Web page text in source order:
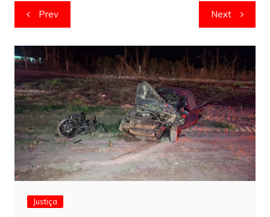
Navegação
de
artigos
Prev Next
Justiça